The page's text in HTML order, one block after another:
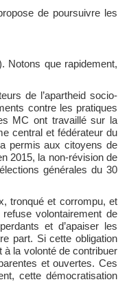
de poursuivre les
Notons que rapidement,
de l’apartheid socio-
contre les pratiques
MC ont travaillé sur la
central et fédérateur du
permis aux citoyens de
2015, la non-révision de
générales du 30
tronqué et corrompu, et
volontairement de
et d’apaiser les
part. Si cette obligation
à la volonté de contribuer
et ouvertes. Ces
cette démocratisation